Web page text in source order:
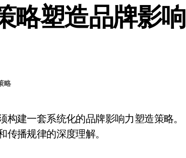
略塑造品牌影响
略
播规律的深度理解。